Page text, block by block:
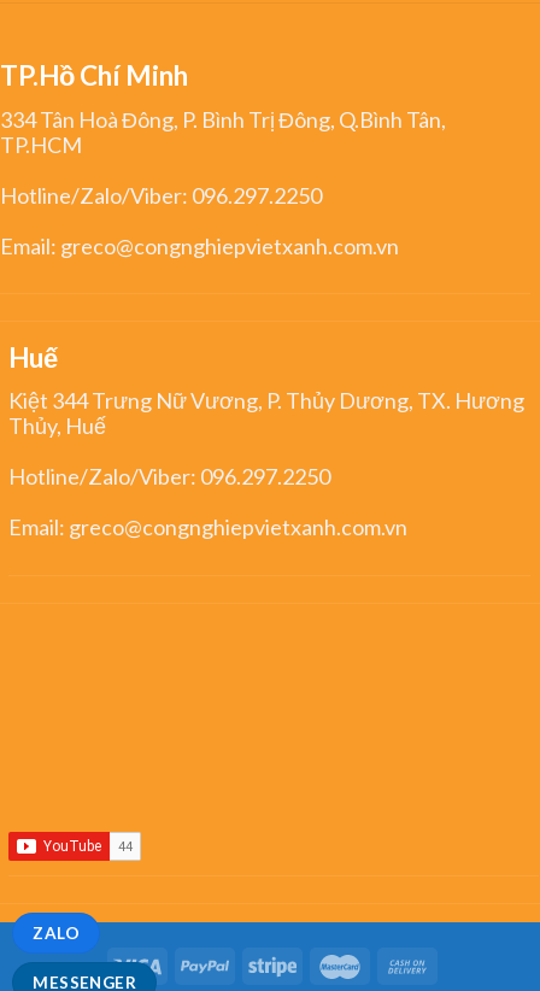
MESSENGER
ZALO
TP.Hồ Chí Minh
334 Tân Hoà Đông, P. Bình Trị Đông, Q.Bình Tân,
TP.HCM
Hotline/Zalo/Viber: 096.297.2250
Email: greco@congnghiepvietxanh.com.vn
Huế
Kiệt 344 Trưng Nữ Vương, P. Thủy Dương, TX. Hương
Thủy, Huế
Hotline/Zalo/Viber: 096.297.2250
Email: greco@congnghiepvietxanh.com.vn